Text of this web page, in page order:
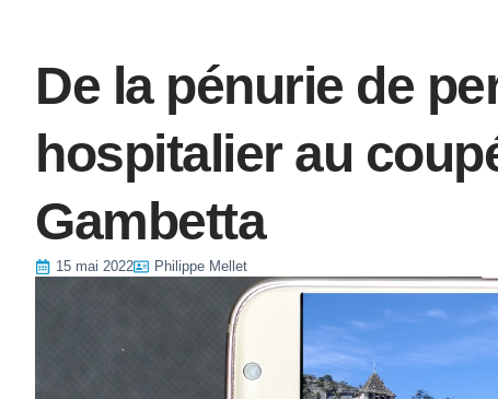
De la pénurie de
hospitalier au
Gambetta
15 mai 2022 Philippe Mellet